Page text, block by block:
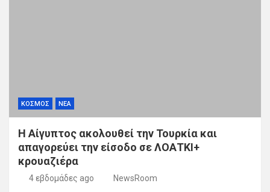
ΚΟΣΜΟΣ ΝΕΑ
Η Αίγυπτος ακολουθεί την Τουρκία και
απαγορεύει την είσοδο σε ΛΟΑΤΚΙ+
κρουαζιέρα
4 εβδομάδες ago NewsRoom